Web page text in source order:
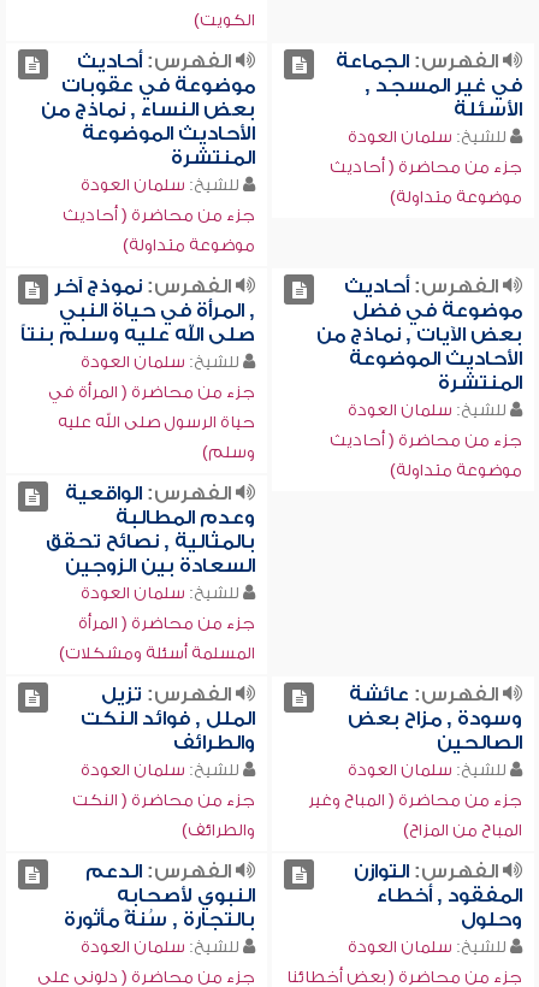
الكويت)
الفهرس:الجماعة
في غير المسجد ,
الأسئلة
للشيخ: سلمان العودة
جزء من محاضرة ( أحاديث
موضوعة متداولة)
الفهرس:أحاديث
موضوعة في عقوبات
بعض النساء , نماذج من
الأحاديث الموضوعة
المنتشرة
للشيخ: سلمان العودة
جزء من محاضرة ( أحاديث
موضوعة متداولة)
الفهرس:أحاديث
موضوعة في فضل
بعض الآيات , نماذج من
الأحاديث الموضوعة
المنتشرة
للشيخ: سلمان العودة
جزء من محاضرة ( أحاديث
موضوعة متداولة)
الفهرس:نموذج آخر
, المرأة في حياة النبي
صلى الله عليه وسلم بنتاً
للشيخ: سلمان العودة
جزء من محاضرة ( المرأة في
حياة الرسول صلى الله عليه
وسلم)
الفهرس:الواقعية
وعدم المطالبة
بالمثالية , نصائح تحقق
السعادة بين الزوجين
للشيخ: سلمان العودة
جزء من محاضرة ( المرأة
المسلمة أسئلة ومشكلات)
الفهرس: عائشة
وسودة , مزاح بعض
الصالحين
للشيخ: سلمان العودة
جزء من محاضرة ( المباح وغير
المباح من المزاح)
الفهرس: تزيل
الملل , فوائد النكت
والطرائف
للشيخ: سلمان العودة
جزء من محاضرة ( النكت
والطرائف)
الفهرس:التوازن
المفقود , أخطاء
وحلول
للشيخ: سلمان العودة
جزء من محاضرة ( بعض أخطائنا
الفهرس:الدعم
النبوي لأصحابه
بالتجارة , سُنةً مأثورة
للشيخ: سلمان العودة
جزء من محاضرة ( دلوني على